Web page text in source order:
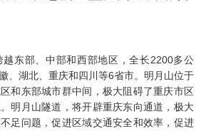
东部、中部和西部地区，全长2200多公
、湖北、重庆和四川等6省市。明月山位于
和东部城市群中间，极大阻碍了重庆市区
明月山隧道，将开辟重庆东向通道，极大
足问题，促进区域交通安全和效率，促进